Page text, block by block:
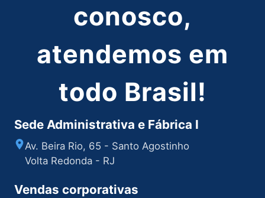
conosco,
atendemos em
todo Brasil!
Sede Administrativa e Fábrica I
Av. Beira Rio, 65 - Santo Agostinho
Volta Redonda - RJ
Vendas corporativas